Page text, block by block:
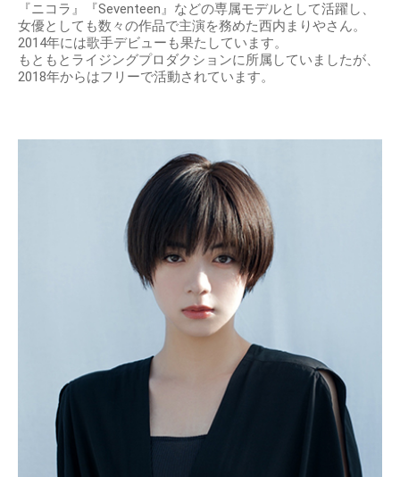
『ニコラ』『Seventeen』などの専属モデルとして活躍し、
女優としても数々の作品で主演を務めた西内まりやさん。
2014年には歌手デビューも果たしています。
もともとライジングプロダクションに所属していましたが、
2018年からはフリーで活動されています。